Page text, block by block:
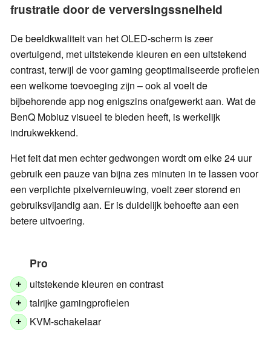
frustratie door de verversingssnelheid
De beeldkwaliteit van het OLED-scherm is zeer
overtuigend, met uitstekende kleuren en een uitstekend
contrast, terwijl de voor gaming geoptimaliseerde profielen
een welkome toevoeging zijn – ook al voelt de
bijbehorende app nog enigszins onafgewerkt aan. Wat de
BenQ Mobiuz visueel te bieden heeft, is werkelijk
indrukwekkend.
Het feit dat men echter gedwongen wordt om elke 24 uur
gebruik een pauze van bijna zes minuten in te lassen voor
een verplichte pixelvernieuwing, voelt zeer storend en
gebruiksvijandig aan. Er is duidelijk behoefte aan een
betere uitvoering.
Pro
+ uitstekende kleuren en contrast
+ talrijke gamingprofielen
+ KVM-schakelaar